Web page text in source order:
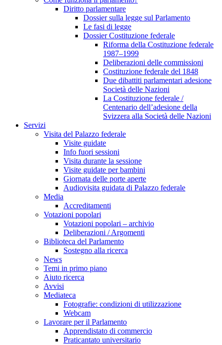
Diritto parlamentare
Dossier sulla legge sul Parlamento
Le fasi di legge
Dossier Costituzione federale
Riforma della Costituzione federale
1987–1999
Deliberazioni delle commissioni
Costituzione federale del 1848
Due dibattiti parlamentari adesione
Società delle Nazioni
La Costituzione federale /
Centenario dell’adesione della
Svizzera alla Società delle Nazioni
Servizi
Visita del Palazzo federale
Visite guidate
Info fuori sessioni
Visita durante la sessione
Visite guidate per bambini
Giornata delle porte aperte
Audiovisita guidata di Palazzo federale
Media
Accreditamenti
Votazioni popolari
Votazioni popolari – archivio
Deliberazioni / Argomenti
Biblioteca del Parlamento
Sostegno alla ricerca
News
Temi in primo piano
Aiuto ricerca
Avvisi
Mediateca
Fotografie: condizioni di utilizzazione
Webcam
Lavorare per il Parlamento
Apprendistato di commercio
Praticantato universitario